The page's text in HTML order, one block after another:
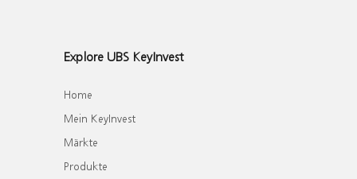
Explore UBS KeyInvest
Home
Mein KeyInvest
Märkte
Produkte